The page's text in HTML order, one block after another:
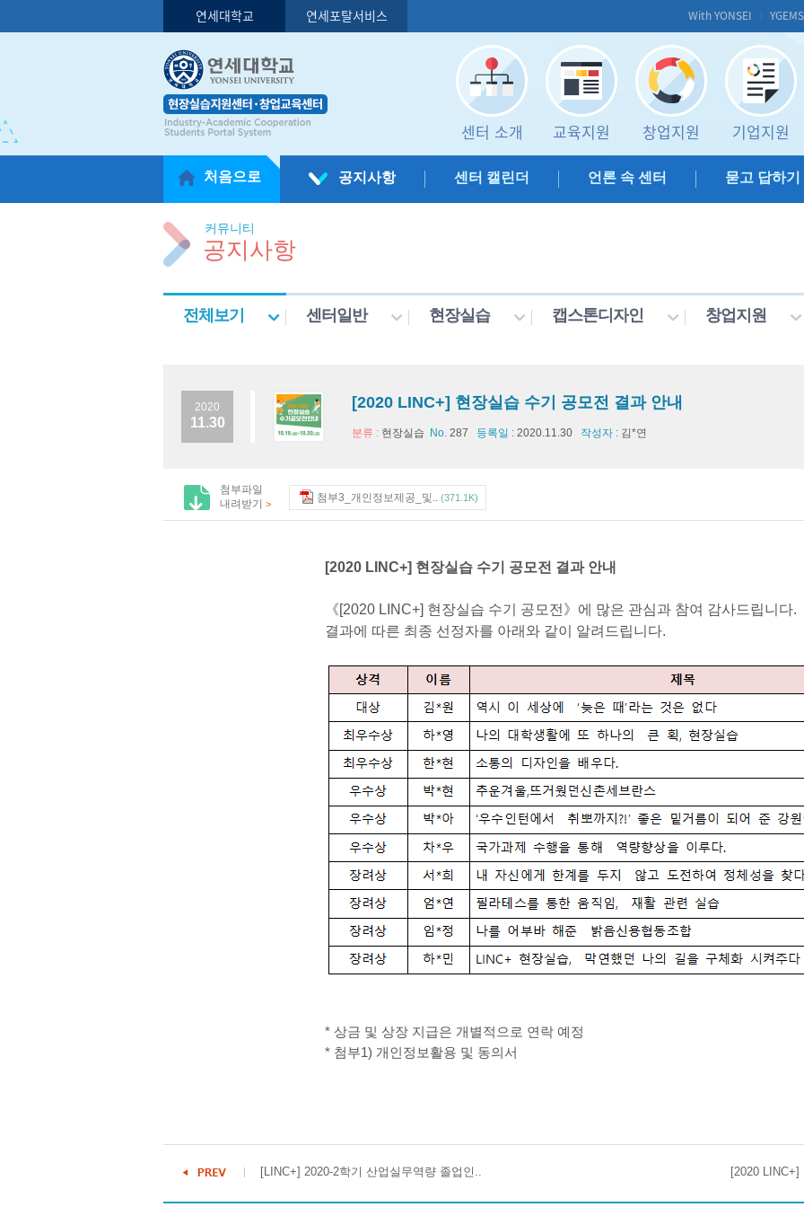
연세대학교 연세포탈서비스 With YONSEI
기업지원
창업지원
교육지원
센터 소개
처음으로 공지사항 센터 캘린더 언론 속 센터 묻고 답하기
커뮤니티
공지사항
전체보기 센터일반 현장실습 캡스톤디자인 창업지원
2020
11.30
[2020 LINC+] 현장실습 수기 공모전 결과 안내
분류 : 현장실습 No. 287 등록일 : 2020.11.30 작성자 : 김*연
첨부파일
내려받기 > 첨부3_개인정보제공_및.. (371.1K)
[2020 LINC+] 현장실습 수기 공모전 결과 안내
《[2020 LINC+] 현장실습 수기 공모전 》에 많은 관심과 참여 감사드립니다.
결과에 따른 최종 선정자를 아래와 같이 알려드립니다.
* 상금 및 상장 지급은 개별적으로 연락 예정
* 첨부1) 개인정보활용 및 동의서
[LINC+] 2020-2학기 산업실무역량 졸업인.. [2020